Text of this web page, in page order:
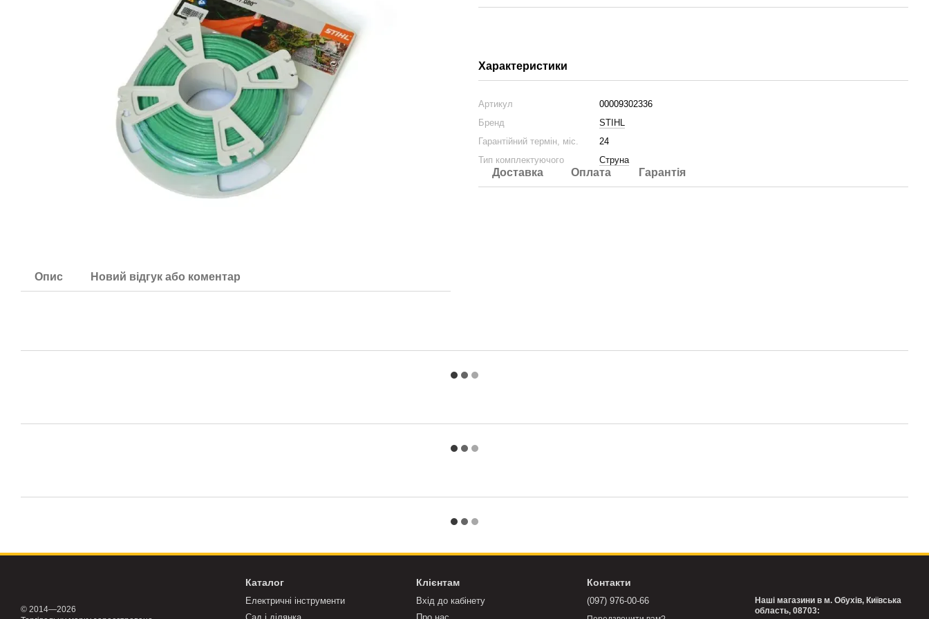
Опис Новий відгук або коментар
Характеристики
Артикул
00009302336
Бренд
STIHL
Гарантійний термін, міс.
24
Тип комплектуючого
Струна
Доставка Оплата Гарантія
© 2014—2026
Каталог
Електричні інструменти
Клієнтам
Вхід до кабінету
Контакти
(097) 976-00-66
Наші магазини в м. Обухів, Київська
область, 08703: